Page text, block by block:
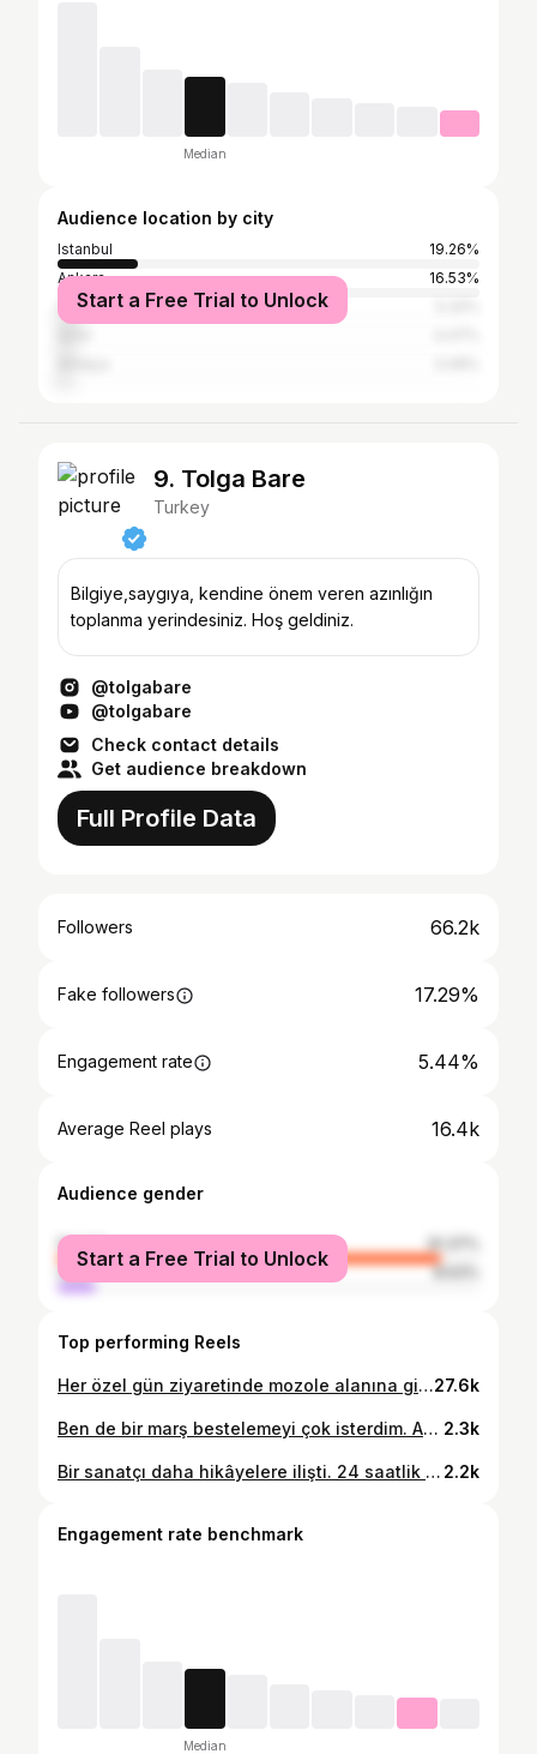
Median
Audience location by city
Istanbul
19.26%
Ankara
16.53%
Samsun
Start a Free Trial to Unlock
9. Tolga Bare
Turkey
Bilgiye,saygıya, kendine önem veren azınlığın
toplanma yerindesiniz. Hoş geldiniz.
@tolgabare
@tolgabare
Check contact details
Get audience breakdown
Full Profile Data
Followers 66.2k
Fake followers 17.29%
Engagement rate 5.44%
Average Reel plays 16.4k
Audience gender
female
91.37%
male
8.63%
Start a Free Trial to Unlock
Top performing Reels
Her özel gün ziyaretinde mozole alanına gider, ancak asla video çekmezdim. Ulaşmak isteyip yoğunluktan oraya çıkamayan binlerce yurttaşı görünce… Sizin için ilk kez mozole alanında video çektim. Milyonlarca kişi bugün ziyaret etmek isteyecek. Bazılarının imkanı olacak, bazılarının olmayacak. En azından bu kısa video ile Cumhuriyet Bayramında kendinizi orada hissedebilseniz umuduyla… ❤️🇹🇷❤️27.6k
Ben de bir marş bestelemeyi çok isterdim. Ancak ne müzik bilgim yeter, ne deneyimim. Şiir yazmaya çalıştım. Sevgiyle… Saygıyla… İyi bayramlar. 🇹🇷 “Rahat uyu” diyorlar ya Atam Bu us, bu ruh hiç uyur mu? “İzindeyiz” diyorlar Atam İzini aşmayan, Türk olur mu? Cumhuriyetin mirasçıları Bağımsızlığın mihenk taşları İlimin sonsuz aydınlığı Öyle bıraktığın yerde durur mu? Kut ile kutlu olsun bayramımız Ruhları titretsin şanlı bayrağımız Değil yüz yıl; binlerce yıl bu kanımız Devrimlerine feda olsun Biz rahat uyumayacağız uyuyamayız! Biz yerinde saymayacağız sayamayız! And olsun alemden âleme ki Türk’ün adını Göklere kazıyacağız. Bayramın kutlu olsun Atam Bize bıraktığın bu düşün, bu kavram Yemininle büyüten her anadan Yetişen gençlere biz taşıyacağız. Yüzyılda bir gelir diyenlere Söyleyince bitecek diye düşünenlere Sanki ölürmüş gibi hislenenlere Tarihi yaşatacağız! Bayramımız kutlu olsun Varlığımız daim olsun Ay yıldızın sayesindeyiz Sayelerdeki aydınlığımız Sonsuz olsun 2.3k
Bir sanatçı daha hikâyelere ilişti. 24 saatlik üzüntü namazına müteakip, önemsedik mezarlığında toprağa verilecek. Böyledir. Ölünce yaşamaya başlar, yaşarken görünmezler. 2.2k
Engagement rate benchmark
Median